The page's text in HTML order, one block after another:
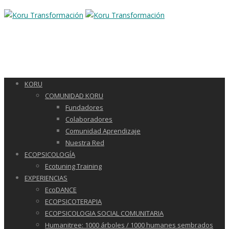
KORU
COMUNIDAD KORU
Fundadores
Colaboradores
Comunidad Aprendizaje
Nuestra Red
ECOPSICOLOGÍA
Ecotuning Training
EXPERIENCIAS
EcoDANCE
ECOPSICOTERAPIA
ECOPSICOLOGIA SOCIAL COMUNITARIA
Humanitree: 1000 árboles / 1000 humanes sembrados